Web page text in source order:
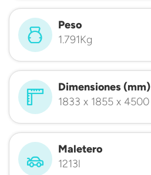
Peso
1.791Kg
Dimensiones (mm)
1833 x 1855 x 4500
Maletero
1213l